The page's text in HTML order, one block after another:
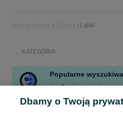
Laliki
KATEGORIA
Popularne
działka koszenie trawy
komplet ogrodowy z
Dbamy o Twoją